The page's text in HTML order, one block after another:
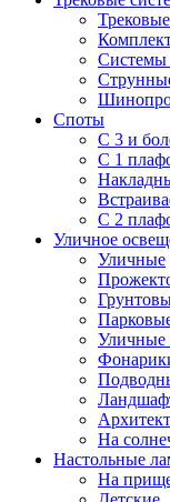
Системы
Споты
С 3 и
С 1
С 2
Уличное
Уличные
Уличные
На
Настольные
На